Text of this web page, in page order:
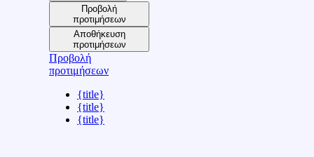
Προβολή
προτιμήσεων
Αποθήκευση
προτιμήσεων
Προβολή
προτιμήσεων
{title}
{title}
{title}